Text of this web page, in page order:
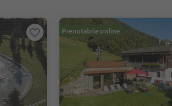
Prenotabile online